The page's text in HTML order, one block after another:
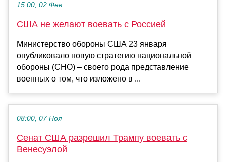
15:00, 02 Фев
США не желают воевать с Россией
Министерство обороны США 23 января
опубликовало новую стратегию национальной
обороны (СНО) – своего рода представление
военных о том, что изложено в ...
08:00, 07 Ноя
Сенат США разрешил Трампу воевать с
Венесуэлой